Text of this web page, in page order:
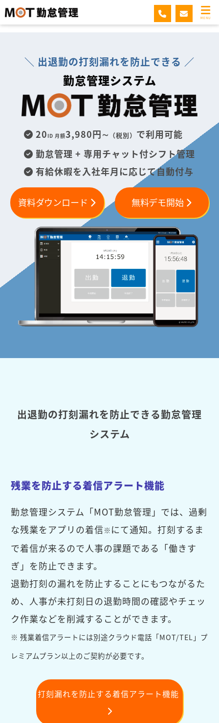
MENU
MOT勤怠管理
＼ 出退勤の打刻漏れを防止できる ／
勤怠管理システム
20 ID 月額3,980円∼ （税別） で利用可能
勤怠管理 + 専用チャット付シフト管理
有給休暇を入社年月に応じて自動付与
資料ダウンロード 無料デモ開始
出退勤の打刻漏れを防止できる勤怠管理
システム
残業を防止する着信アラート機能
勤怠管理システム「MOT勤怠管理」では、過剰
な残業をアプリの着信※にて通知。打刻するま
で着信が来るので人事の課題である「働きす
ぎ」を防止できます。
退勤打刻の漏れを防止することにもつながるた
め、人事が未打刻日の退勤時間の確認やチェッ
ク作業などを削減することができます。
※ 残業着信アラートには別途クラウド電話「MOT/TEL」プ
レミアムプラン以上のご契約が必要です。
打刻漏れを防止する着信アラート機能